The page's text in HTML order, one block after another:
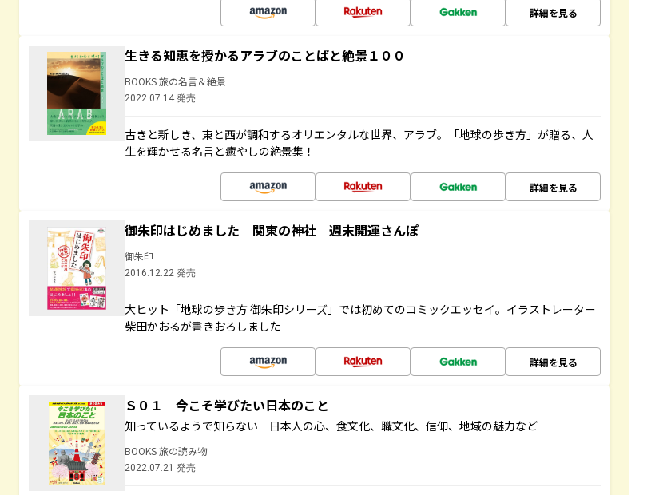
詳細を見る
生きる知恵を授かるアラブのことばと絶景１００
BOOKS 旅の名言＆絶景
2022.07.14 発売
古きと新しき、東と西が調和するオリエンタルな世界、アラブ。「地球の歩き方」が贈る、人
生を輝かせる名言と癒やしの絶景集！
詳細を見る
御朱印はじめました 関東の神社 週末開運さんぽ
御朱印
2016.12.22 発売
大ヒット「地球の歩き方 御朱印シリーズ」では初めてのコミックエッセイ。イラストレーター
柴田かおるが書きおろしました
詳細を見る
Ｓ０１ 今こそ学びたい日本のこと
知っているようで知らない 日本人の心、食文化、職文化、信仰、地域の魅力など
BOOKS 旅の読み物
2022.07.21 発売